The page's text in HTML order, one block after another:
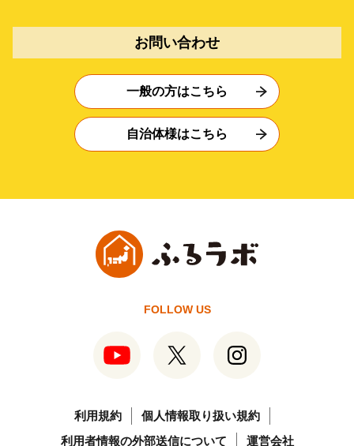
お問い合わせ
一般の方はこちら
自治体様はこちら
FOLLOW US
利用規約
個人情報取り扱い規約
利用者情報の外部送信について
運営会社